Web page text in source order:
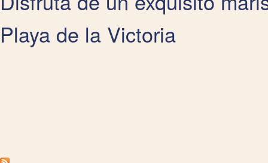
Playa de la Victoria